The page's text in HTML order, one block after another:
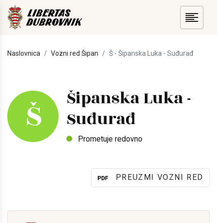
Naslovnica Vozni red Šipan Š - Šipanska Luka - Suđurađ
Š
Šipanska Luka -
Suđurađ
Prometuje redovno
PREUZMI VOZNI RED